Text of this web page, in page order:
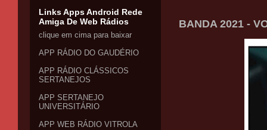
BANDA 2021 -
Links Apps Android Rede
Amiga De Web Rádios
clique em cima para baixar
APP RÁDIO DO GAUDÉRIO
APP RÁDIO CLÁSSICOS
SERTANEJOS
APP SERTANEJO
UNIVERSITÁRIO
APP WEB RÁDIO VITROLA